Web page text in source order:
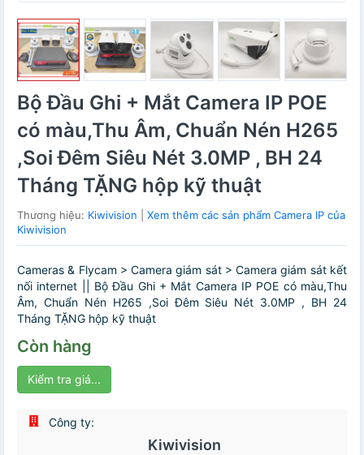
Bộ Đầu Ghi + Mắt Camera IP POE
có màu,Thu Âm, Chuẩn Nén H265
,Soi Đêm Siêu Nét 3.0MP , BH 24
Tháng TẶNG hộp kỹ thuật
Thương hiệu: Kiwivision
Xem thêm các sản phẩm Camera IP của
Kiwivision
Cameras & Flycam > Camera giám sát > Camera giám sát kết
nối internet || Bộ Đầu Ghi + Mắt Camera IP POE có màu,Thu
Âm, Chuẩn Nén H265 ,Soi Đêm Siêu Nét 3.0MP , BH 24
Tháng TẶNG hộp kỹ thuật
Còn hàng
Kiểm tra giá...
Công ty:
Kiwivision